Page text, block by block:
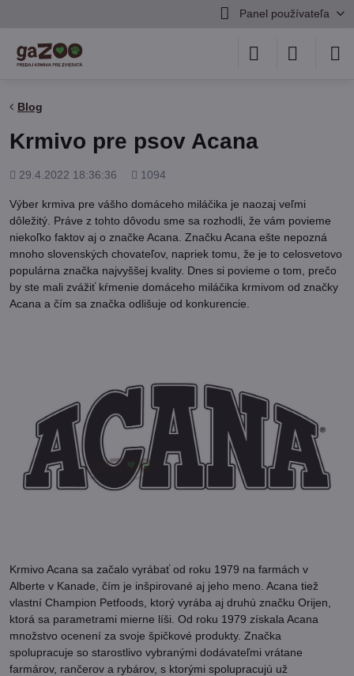
Panel používateľa
Blog
Krmivo pre psov Acana
Pridané
29.4.2022 18:36:36
Počet
1094
Výber krmiva pre vášho domáceho miláčika je naozaj veľmi
dôležitý. Práve z tohto dôvodu sme sa rozhodli, že vám povieme
niekoľko faktov aj o značke Acana. Značku Acana ešte nepozná
mnoho slovenských chovateľov, napriek tomu, že je to celosvetovo
populárna značka najvyššej kvality. Dnes si povieme o tom, prečo
by ste mali zvážiť kŕmenie domáceho miláčika krmivom od značky
Acana a čím sa značka odlišuje od konkurencie.
Krmivo Acana sa začalo vyrábať od roku 1979 na farmách v
Alberte v Kanade, čím je inšpirované aj jeho meno. Acana tiež
vlastní Champion Petfoods, ktorý vyrába aj druhú značku Orijen,
ktorá sa parametrami mierne líši. Od roku 1979 získala Acana
množstvo ocenení za svoje špičkové produkty. Značka
spolupracuje so starostlivo vybranými dodávateľmi vrátane
farmárov, rančerov a rybárov, s ktorými spolupracujú už